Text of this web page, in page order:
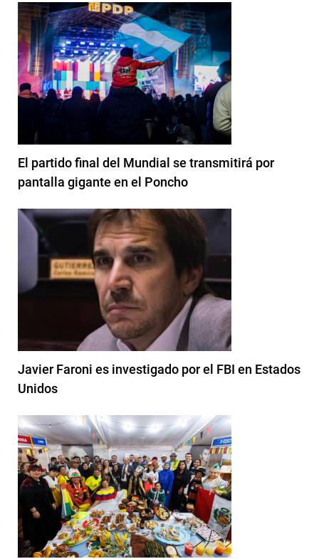
El partido final del Mundial se transmitirá por
pantalla gigante en el Poncho
Javier Faroni es investigado por el FBI en Estados
Unidos